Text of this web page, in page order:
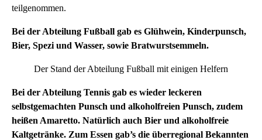
teilgenommen.
Bei der Abteilung Fußball gab es Glühwein, Kinderpunsch,
Bier, Spezi und Wasser, sowie Bratwurstsemmeln.
Der Stand der Abteilung Fußball mit einigen Helfern
Bei der Abteilung Tennis gab es wieder leckeren
selbstgemachten Punsch und alkoholfreien Punsch, zudem
heißen Amaretto. Natürlich auch Bier und alkoholfreie
Kaltgetränke. Zum Essen gab’s die überregional Bekannten